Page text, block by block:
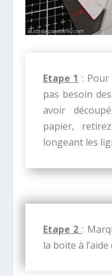
Etape 1 : Pour
pas besoin
avoir
papier,
longeant les
Etape 2 :
la boite à